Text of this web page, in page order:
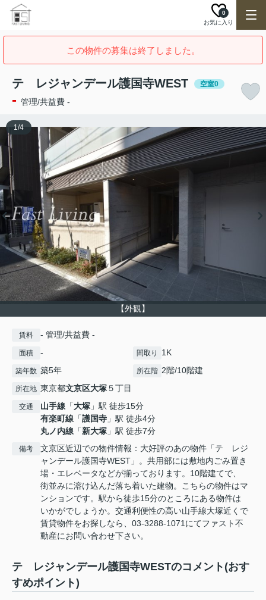
お気に入り
0
この物件の募集は終了しました。
テ レジャンデール護国寺WEST 空室0
- 管理/共益費 -
【外観】
1/4
賃料 - 管理/共益費 -
面積 - 間取り 1K
築年数 築5年 所在階 2階/10階建
所在地 東京都文京区大塚５丁目
交通 山手線 「大塚 」駅 徒歩15分
有楽町線 「護国寺 」駅 徒歩4分
丸ノ内線 「新大塚 」駅 徒歩7分
備考
文京区近辺での物件情報：大好評のあの物件「テ レジ
ャンデール護国寺WEST」。共用部には敷地内ごみ置き
場・エレベータなどが揃っております。10階建てで、
街並みに溶け込んだ落ち着いた建物。こちらの物件はマ
ンションです。駅から徒歩15分のところにある物件は
いかがでしょうか。交通利便性の高い山手線大塚近くで
賃貸物件をお探しなら、03-3288-1071にてファスト不
動産にお問い合わせ下さい。
テ レジャンデール護国寺WESTのコメント(おす
すめポイント)